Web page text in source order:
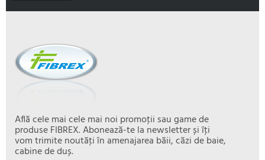
Află cele mai cele mai noi promoţii sau game de
produse FIBREX. Abonează-te la newsletter și îţi
vom trimite noutăţi în amenajarea băii, căzi de baie,
cabine de duș.